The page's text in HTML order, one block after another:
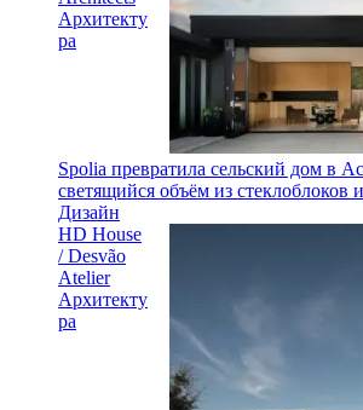
Архитекту
ра
Spolia превратила сельский дом в
светящийся объём из стеклоблоков
Дизайн
HD House
/ Desvão
Atelier
Архитекту
ра